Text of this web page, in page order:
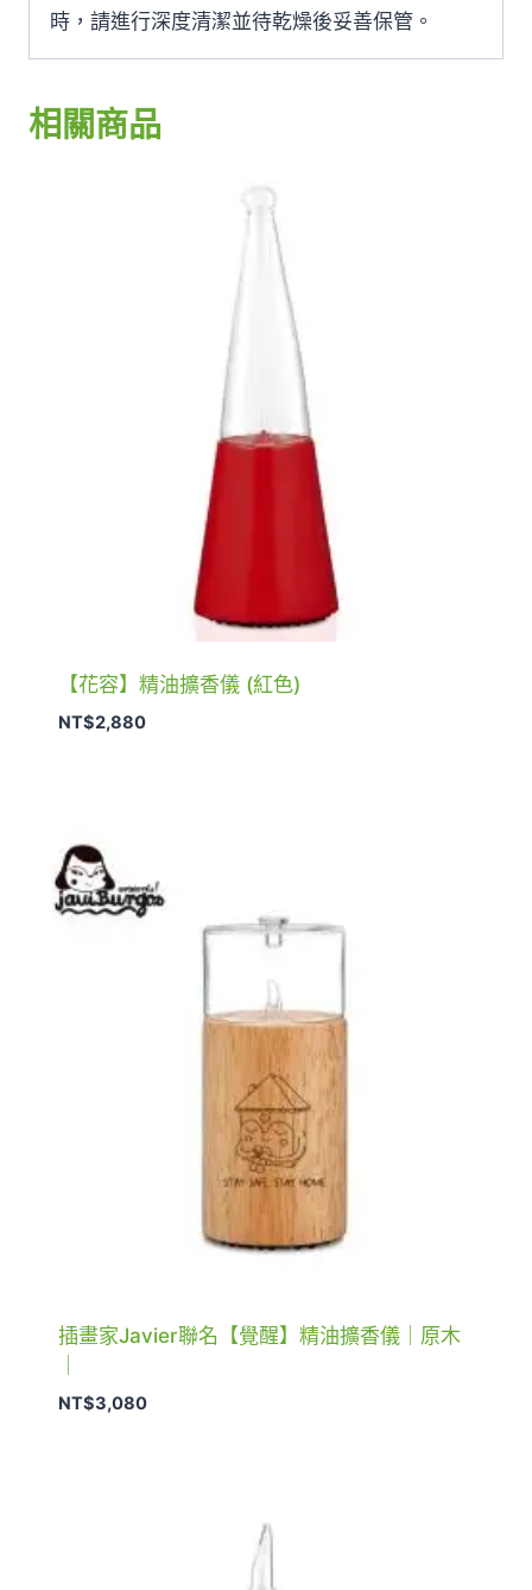
時，請進行深度清潔並待乾燥後妥善保管。
相關商品
【花容】精油擴香儀 (紅色)
NT$2,880
插畫家Javier聯名【覺醒】精油擴香儀｜原木
NT$3,080